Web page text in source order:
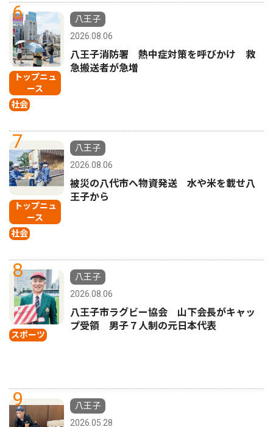
6
トップニュ
ース
社会
八王子
2026.08.06
八王子消防署 熱中症対策を呼びかけ 救
急搬送者が急増
7
トップニュ
ース
社会
八王子
2026.08.06
被災の八代市へ物資発送 水や米を載せ八
王子から
8
スポーツ
八王子
2026.08.06
八王子市ラグビー協会 山下会長がキャッ
プ受領 男子７人制の元日本代表
9
八王子
2026.05.28